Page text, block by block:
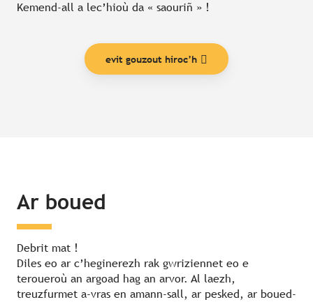
Kemend-all a lec’hioù da « saouriñ » !
evit gouzout hiroc’h
Ar boued
Debrit mat !
Diles eo ar c’heginerezh rak gwriziennet eo e
teroueroù an argoad hag an arvor. Al laezh,
treuzfurmet a-vras en amann-sall, ar pesked, ar boued-